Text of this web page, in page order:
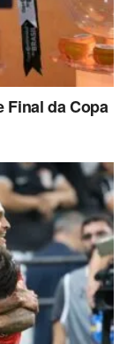
Final da Copa